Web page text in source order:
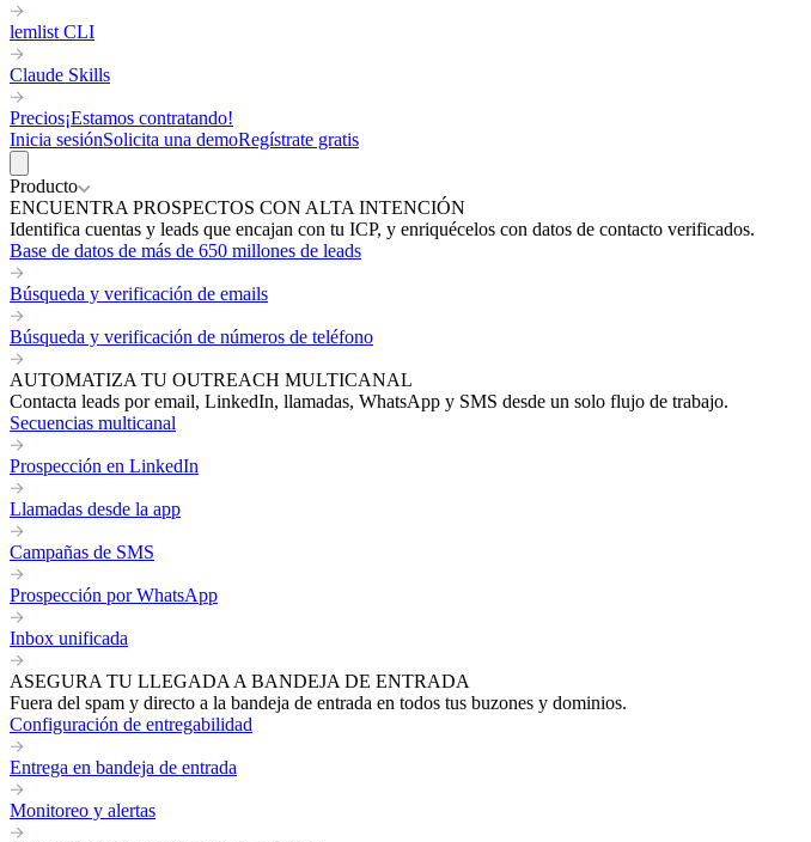
lemlist CLI
Claude Skills
Precios¡Estamos contratando!
Inicia sesiónSolicita una demoRegístrate gratis
Producto
ENCUENTRA PROSPECTOS CON ALTA INTENCIÓN
Identifica cuentas y leads que encajan con tu ICP, y enriquécelos con datos de contacto verificados.
Base de datos de más de 650 millones de leads
Búsqueda y verificación de emails
Búsqueda y verificación de números de teléfono
AUTOMATIZA TU OUTREACH MULTICANAL
Contacta leads por email, LinkedIn, llamadas, WhatsApp y SMS desde un solo flujo de trabajo.
Secuencias multicanal
Prospección en LinkedIn
Llamadas desde la app
Campañas de SMS
Prospección por WhatsApp
Inbox unificada
ASEGURA TU LLEGADA A BANDEJA DE ENTRADA
Fuera del spam y directo a la bandeja de entrada en todos tus buzones y dominios.
Configuración de entregabilidad
Entrega en bandeja de entrada
Monitoreo y alertas